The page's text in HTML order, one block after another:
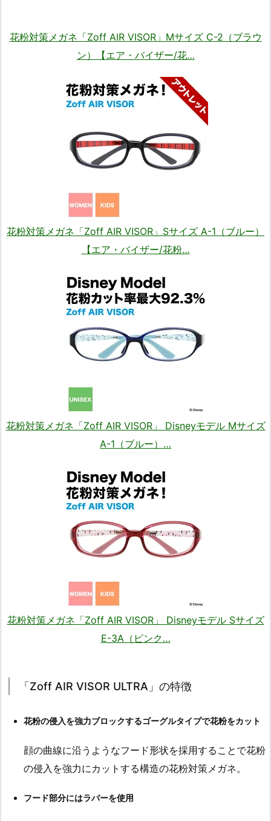
花粉対策メガネ「Zoff AIR VISOR」Mサイズ C-2（ブラウ
ン）【エア・バイザー/花…
花粉対策メガネ「Zoff AIR VISOR」Sサイズ A-1（ブルー）
【エア・バイザー/花粉…
花粉対策メガネ「Zoff AIR VISOR」 Disneyモデル Mサイズ
A-1（ブルー）…
花粉対策メガネ「Zoff AIR VISOR」 Disneyモデル Sサイズ
E-3A（ピンク…
「Zoff AIR VISOR ULTRA」の特徴
花粉の侵入を強力ブロックするゴーグルタイプで花粉をカット
顔の曲線に沿うようなフード形状を採用することで花粉
の侵入を強力にカットする構造の花粉対策メガネ。
フード部分にはラバーを使用